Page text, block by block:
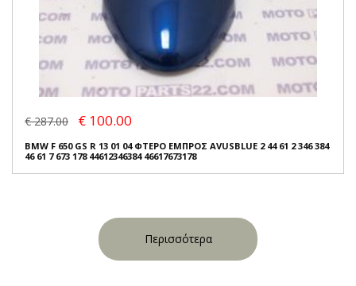
€ 287.00 € 100.00
BMW F 650 GS R 13 01 04 ΦΤΕΡΟ ΕΜΠΡΟΣ AVUSBLUE 2 44 61 2 346 384
46 61 7 673 178 44612346384 46617673178
Περισσότερα